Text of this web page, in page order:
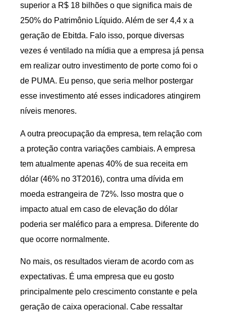
superior a R$ 18 bilhões o que significa mais de
250% do Patrimônio Líquido. Além de ser 4,4 x a
geração de Ebitda. Falo isso, porque diversas
vezes é ventilado na mídia que a empresa já pensa
em realizar outro investimento de porte como foi o
de PUMA. Eu penso, que seria melhor postergar
esse investimento até esses indicadores atingirem
níveis menores.
A outra preocupação da empresa, tem relação com
a proteção contra variações cambiais. A empresa
tem atualmente apenas 40% de sua receita em
dólar (46% no 3T2016), contra uma dívida em
moeda estrangeira de 72%. Isso mostra que o
impacto atual em caso de elevação do dólar
poderia ser maléfico para a empresa. Diferente do
que ocorre normalmente.
No mais, os resultados vieram de acordo com as
expectativas. É uma empresa que eu gosto
principalmente pelo crescimento constante e pela
geração de caixa operacional. Cabe ressaltar